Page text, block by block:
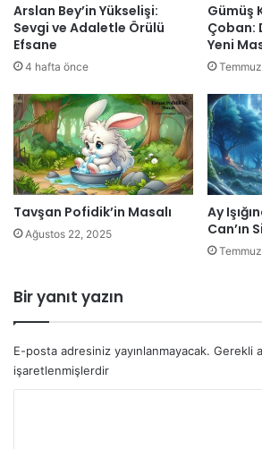
Arslan Bey’in Yükselişi:
Sevgi ve Adaletle Örülü
Efsane
4 hafta önce
Gümüş
Çoban:
Yeni
Tavşan Pofidik’in Masalı
Ağustos 22, 2025
Ay
Can’ın
Bir yanıt yazın
E-posta adresiniz yayınlanmayacak. Gerekli
işaretlenmişlerdir